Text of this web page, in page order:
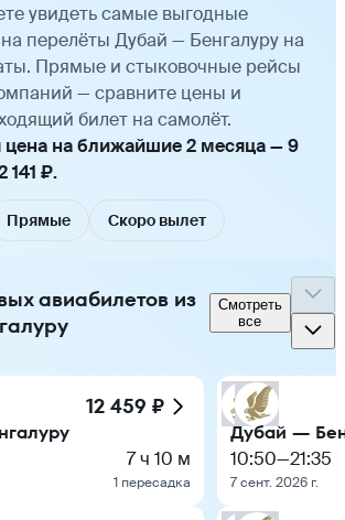
увидеть самые выгодные
перелёты Дубай — Бенгалуру на
Прямые и стыковочные рейсы
— сравните цены и
билет на самолёт.
цена на ближайшие 2 месяца — 9
141 ₽.
Прямые Скоро вылет
авиабилетов из
Смотреть
все
12 459 ₽
7 ч 10 м
1 пересадка
Дубай —
10:50—21:35
7 сент. 2026 г.